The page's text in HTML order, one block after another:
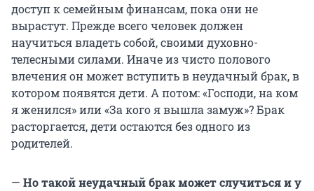
доступ к семейным финансам, пока они не
вырастут. Прежде всего человек должен
научиться владеть собой, своими духовно-
телесными силами. Иначе из чисто полового
влечения он может вступить в неудачный брак, в
котором появятся дети. А потом: «Господи, на ком
я женился» или «За кого я вышла замуж»? Брак
расторгается, дети остаются без одного из
родителей.
— Но такой неудачный брак может случиться и у